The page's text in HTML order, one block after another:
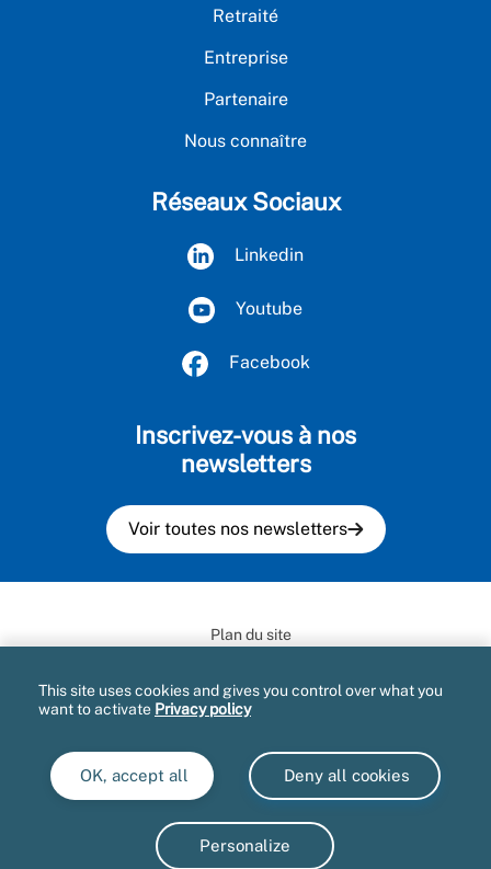
Retraité
Entreprise
Partenaire
Nous connaître
Réseaux Sociaux
Linkedin
Youtube
Facebook
Inscrivez-vous à nos
newsletters
Voir toutes nos newsletters
Plan du site
Informatique et libertés
Accessibilité : partiellement conforme
Marché publics
Gestion des cookies
This site uses cookies and gives you control over what you
want to activate Privacy policy
OK, accept all Deny all cookies
Personalize